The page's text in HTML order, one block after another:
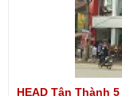
HEAD Tân Thành 5